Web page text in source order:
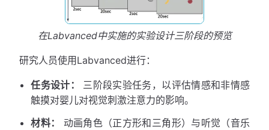
在Labvanced中实施的实验设计三阶段的预览
研究人员使用Labvanced进行：
任务设计：
三阶段实验任务，以评估情感和非情感
触摸对婴儿对视觉刺激注意力的影响。
材料：
动画角色（正方形和三角形）与听觉（音乐